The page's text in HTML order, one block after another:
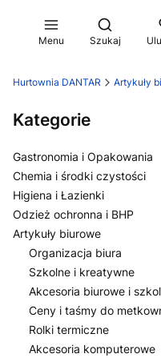
Menu
Otwórz
Szukaj
Hurtownia DANTAR Artykuły
Kategorie
Gastronomia i Opakowania
Chemia i środki czystości
Higiena i Łazienki
Odzież ochronna i BHP
Artykuły biurowe
Organizacja biura
Szkolne i kreatywne
Akcesoria biurowe i
Ceny i taśmy do
Rolki termiczne
Akcesoria komputerowe